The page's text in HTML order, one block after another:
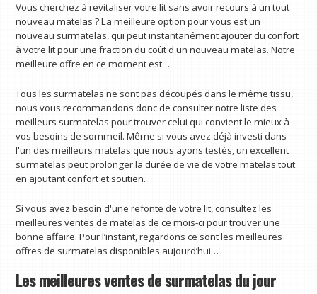
Vous cherchez à revitaliser votre lit sans avoir recours à un tout
nouveau matelas ? La meilleure option pour vous est un
nouveau surmatelas, qui peut instantanément ajouter du confort
à votre lit pour une fraction du coût d'un nouveau matelas. Notre
meilleure offre en ce moment est….
Tous les surmatelas ne sont pas découpés dans le même tissu,
nous vous recommandons donc de consulter notre liste des
meilleurs surmatelas pour trouver celui qui convient le mieux à
vos besoins de sommeil. Même si vous avez déjà investi dans
l'un des meilleurs matelas que nous ayons testés, un excellent
surmatelas peut prolonger la durée de vie de votre matelas tout
en ajoutant confort et soutien.
Si vous avez besoin d'une refonte de votre lit, consultez les
meilleures ventes de matelas de ce mois-ci pour trouver une
bonne affaire. Pour l’instant, regardons ce sont les meilleures
offres de surmatelas disponibles aujourd’hui…
Les meilleures ventes de surmatelas du jour